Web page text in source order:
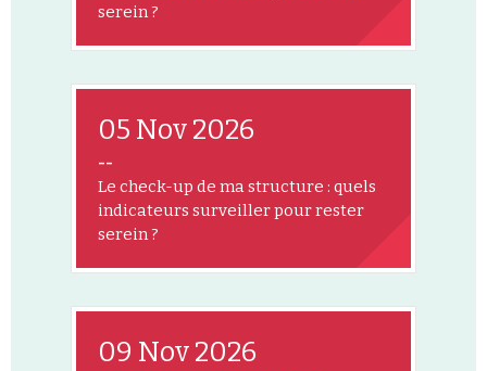
serein ?
05 Nov 2026
--
Le check-up de ma structure : quels
indicateurs surveiller pour rester
serein ?
09 Nov 2026